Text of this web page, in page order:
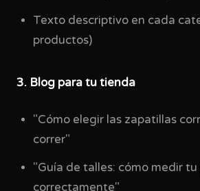
Texto descriptivo en cada
productos)
3. Blog para tu tienda
"Cómo elegir las zapatillas
correr"
"Guía de talles: cómo medir tu
correctamente"